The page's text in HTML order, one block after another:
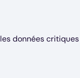
données